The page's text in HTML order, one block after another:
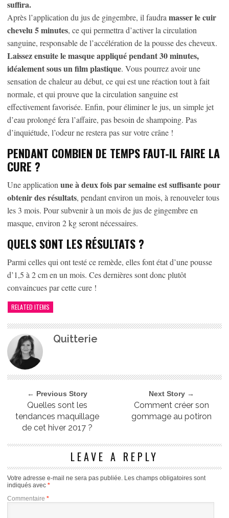
suffira.
Après l’application du jus de gingembre, il faudra masser le cuir
chevelu 5 minutes, ce qui permettra d’activer la circulation
sanguine, responsable de l’accélération de la pousse des cheveux.
Laissez ensuite le masque appliqué pendant 30 minutes,
idéalement sous un film plastique. Vous pourrez avoir une
sensation de chaleur au début, ce qui est une réaction tout à fait
normale, et qui prouve que la circulation sanguine est
effectivement favorisée. Enfin, pour éliminer le jus, un simple jet
d’eau prolongé fera l’affaire, pas besoin de shampoing. Pas
d’inquiétude, l’odeur ne restera pas sur votre crâne !
PENDANT COMBIEN DE TEMPS FAUT-IL FAIRE LA
CURE ?
Une application une à deux fois par semaine est suffisante pour
obtenir des résultats, pendant environ un mois, à renouveler tous
les 3 mois. Pour subvenir à un mois de jus de gingembre en
masque, environ 2 kg seront nécessaires.
QUELS SONT LES RÉSULTATS ?
Parmi celles qui ont testé ce remède, elles font état d’une pousse
d’1,5 à 2 cm en un mois. Ces dernières sont donc plutôt
convaincues par cette cure !
RELATED ITEMS
Quitterie
← Previous Story
Quelles sont les
tendances maquillage
de cet hiver 2017 ?
Next Story →
Comment créer son
gommage au potiron
LEAVE A REPLY
Votre adresse e-mail ne sera pas publiée. Les champs obligatoires sont
indiqués avec *
Commentaire *